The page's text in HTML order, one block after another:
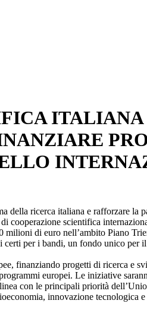
ITALIANA
della ricerca italiana e rafforzare la
cooperazione scientifica
milioni di euro nell’ambito Piano
per i bandi, un fondo unico per
finanziando progetti di ricerca e
europei. Le iniziative
con le principali priorità
innovazione tecnologica